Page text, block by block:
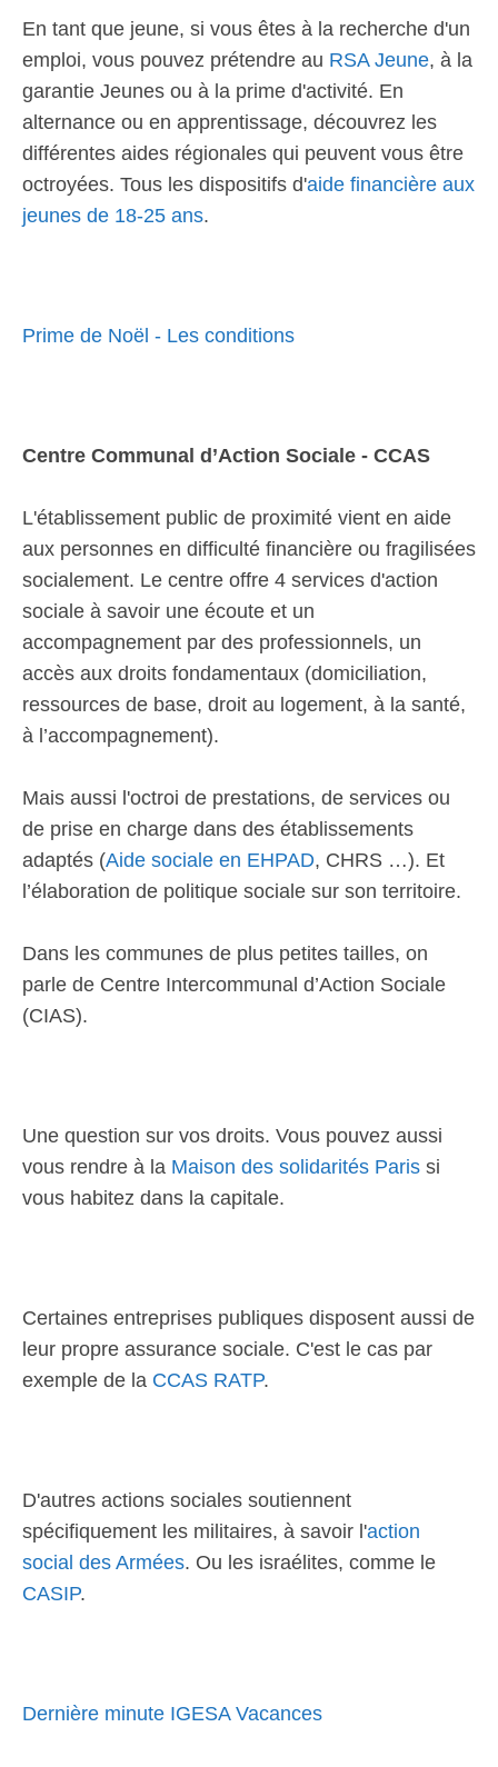
En tant que jeune, si vous êtes à la recherche d'un
emploi, vous pouvez prétendre au RSA Jeune, à la
garantie Jeunes ou à la prime d'activité. En
alternance ou en apprentissage, découvrez les
différentes aides régionales qui peuvent vous être
octroyées. Tous les dispositifs d'aide financière aux
jeunes de 18-25 ans.
Prime de Noël - Les conditions
Centre Communal d’Action Sociale - CCAS
L'établissement public de proximité vient en aide
aux personnes en difficulté financière ou fragilisées
socialement. Le centre offre 4 services d'action
sociale à savoir une écoute et un
accompagnement par des professionnels, un
accès aux droits fondamentaux (domiciliation,
ressources de base, droit au logement, à la santé,
à l’accompagnement).
Mais aussi l'octroi de prestations, de services ou
de prise en charge dans des établissements
adaptés (Aide sociale en EHPAD, CHRS …). Et
l’élaboration de politique sociale sur son territoire.
Dans les communes de plus petites tailles, on
parle de Centre Intercommunal d’Action Sociale
(CIAS).
Une question sur vos droits. Vous pouvez aussi
vous rendre à la Maison des solidarités Paris si
vous habitez dans la capitale.
Certaines entreprises publiques disposent aussi de
leur propre assurance sociale. C'est le cas par
exemple de la CCAS RATP.
D'autres actions sociales soutiennent
spécifiquement les militaires, à savoir l'action
social des Armées. Ou les israélites, comme le
CASIP.
Dernière minute IGESA Vacances